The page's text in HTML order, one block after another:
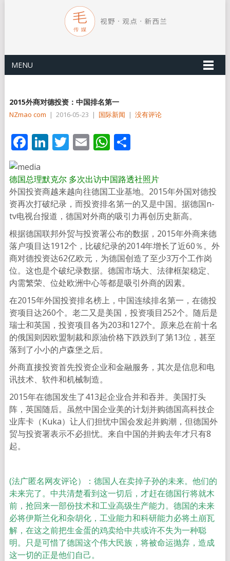
MENU
2015外商对德投资：中国排名第一
NZmao com | 2016-05-23 | 国际新闻 | 没有评论
Facebook
LinkedIn
Twitter
EmailWhatsApp
分
德国总理默克尔 多次出访中国路透社照片
外国投资商越来越向往德国工业基地。2015年外国对德投
资再次打破纪录，而投资排名第一的又是中国。据德国n-
tv电视台报道，德国对外商的吸引力再创历史新高。
根据德国联邦外贸与投资署公布的数据，2015年外商来德
落户项目达1912个，比破纪录的2014年增长了近60％。外
商对德投资达62亿欧元，为德国创造了至少3万个工作岗
位。这也是个破纪录数据。德国市场大、法律框架稳定、
内需繁荣、位处欧洲中心等都是吸引外商的因素。
在2015年外国投资排名榜上，中国连续排名第一，在德投
资项目达260个。老二又是美国，投资项目252个。随后是
瑞士和英国，投资项目各为203和127个。原来总在前十名
的俄国则因欧盟制裁和原油价格下跌跌到了第13位，甚至
落到了小小的卢森堡之后。
外商直接投资首先投资企业和金融服务，其次是信息和电
讯技术、软件和机械制造。
2015年在德国发生了413起企业合并和吞并。美国打头
阵，英国随后。虽然中国企业美的计划并购德国高科技企
业库卡（Kuka）让人们担忧中国会发起并购潮，但德国外
贸与投资署表示不必担忧。来自中国的并购去年才只有8
起。
(法广匿名网友评论）：德国人在卖掉子孙的未来。他们的
未来完了。中共清楚看到这一切后，才赶在德国行将就木
前，抢回来一部份技术和工业高级生产能力。德国的未来
必将伊斯兰化和杂胡化，工业能力和科研能力必将土崩瓦
解，在这之前把生金蛋的鸡卖给中共或许不失为一种聪
明。只是可惜了德国这个伟大民族，将被命运抛弃，造成
这一切的正是他们自己。